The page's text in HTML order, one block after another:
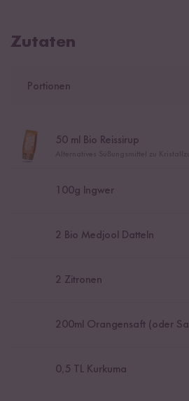
Zutaten
Portionen
50 ml Bio Reissirup
100g Ingwer
2 Bio Medjool Datteln
2 Zitronen
200ml Orangensaft (oder
0,5 TL Kurkuma